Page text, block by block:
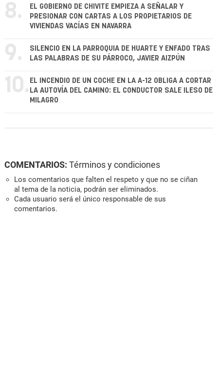
8.
EL GOBIERNO DE CHIVITE EMPIEZA A SEÑALAR Y
PRESIONAR CON CARTAS A LOS PROPIETARIOS DE
VIVIENDAS VACÍAS EN NAVARRA
9.
SILENCIO EN LA PARROQUIA DE HUARTE Y ENFADO TRAS
LAS PALABRAS DE SU PÁRROCO, JAVIER AIZPÚN
10. EL INCENDIO DE UN COCHE EN LA A-12 OBLIGA A CORTAR
LA AUTOVÍA DEL CAMINO: EL CONDUCTOR SALE ILESO DE
MILAGRO
COMENTARIOS: Términos y condiciones
Los comentarios que falten el respeto y que no se ciñan
al tema de la noticia, podrán ser eliminados.
Cada usuario será el único responsable de sus
comentarios.